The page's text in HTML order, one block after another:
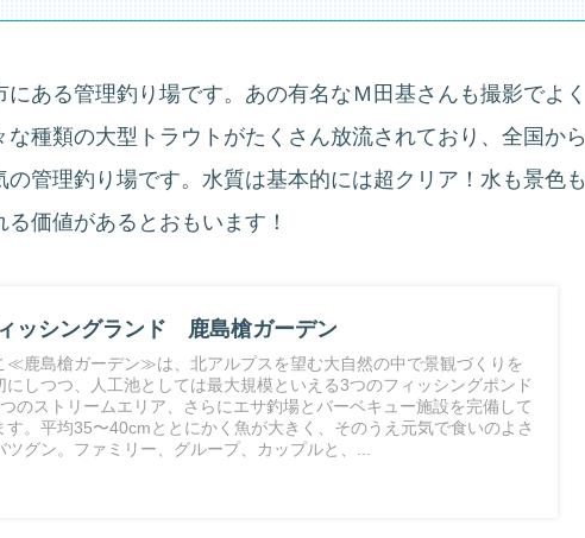
ある管理釣り場です。あの有名なＭ田基さんも撮影でよく
種類の大型トラウトがたくさん放流されており、全国から
管理釣り場です。水質は基本的には超クリア！水も景色も
価値があるとおもいます！
ッシングランド 鹿島槍ガーデン
≪鹿島槍ガーデン≫は、北アルプスを望む大自然の中で景観づくりを
にしつつ、人工池としては最大規模といえる3つのフィッシングポンド
のストリームエリア、さらにエサ釣場とバーベキュー施設を完備して
す。平均35〜40cmととにかく魚が大きく、そのうえ元気で食いのよさ
ツグン。ファミリー、グループ、カップルと、...